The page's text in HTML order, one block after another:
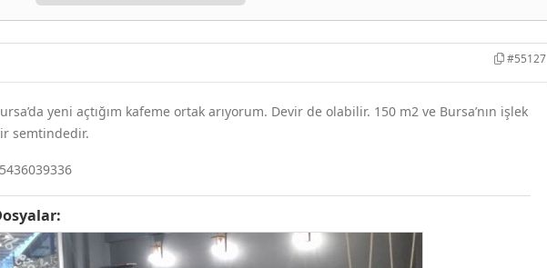
#55127
yeni açtığım kafeme ortak arıyorum. Devir de olabilir. 150 m2 ve Bursa’nın işlek
semtindedir.